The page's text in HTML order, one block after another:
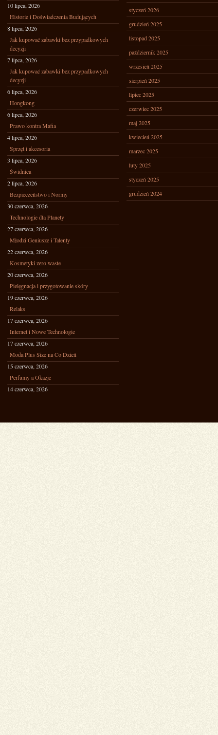
10 lipca, 2026
Historie i Doświadczenia Budujących
8 lipca, 2026
Jak kupować zabawki bez przypadkowych
decyzji
7 lipca, 2026
Jak kupować zabawki bez przypadkowych
decyzji
6 lipca, 2026
Hongkong
6 lipca, 2026
Prawo kontra Mafia
4 lipca, 2026
Sprzęt i akcesoria
3 lipca, 2026
Świdnica
2 lipca, 2026
Bezpieczeństwo i Normy
30 czerwca, 2026
Technologie dla Planety
27 czerwca, 2026
Młodzi Geniusze i Talenty
22 czerwca, 2026
Kosmetyki zero waste
20 czerwca, 2026
Pielęgnacja i przygotowanie skóry
19 czerwca, 2026
Relaks
17 czerwca, 2026
Internet i Nowe Technologie
17 czerwca, 2026
Moda Plus Size na Co Dzień
15 czerwca, 2026
Perfumy a Okazje
14 czerwca, 2026
styczeń 2026
grudzień 2025
listopad 2025
październik 2025
wrzesień 2025
sierpień 2025
lipiec 2025
czerwiec 2025
maj 2025
kwiecień 2025
marzec 2025
luty 2025
styczeń 2025
grudzień 2024